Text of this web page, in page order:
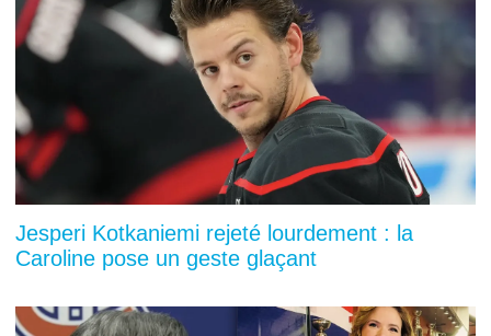
Jesperi Kotkaniemi rejeté lourdement : la
Caroline pose un geste glaçant